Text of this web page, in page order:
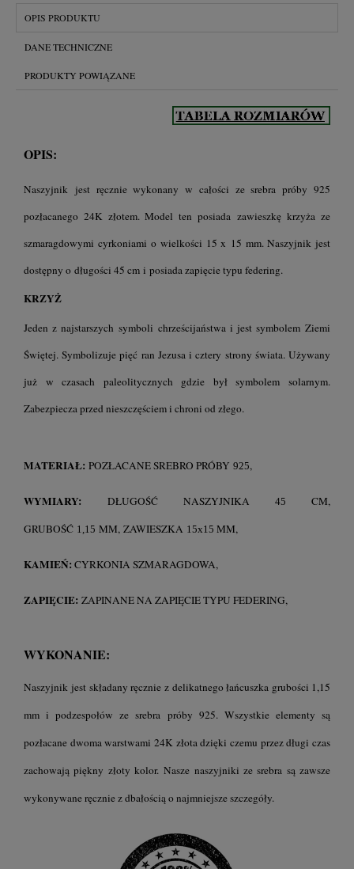
OPIS PRODUKTU
DANE TECHNICZNE
PRODUKTY POWIĄZANE
OPIS:
Naszyjnik jest ręcznie wykonany w całości ze srebra próby 925
pozłacanego 24K złotem. Model ten posiada zawieszkę krzyża ze
szmaragdowymi cyrkoniami o wielkości 15 x 15 mm. Naszyjnik jest
dostępny o długości 45 cm i posiada zapięcie typu federing.
KRZYŻ
Jeden z najstarszych symboli chrześcijaństwa i jest symbolem Ziemi
Świętej. Symbolizuje pięć ran Jezusa i cztery strony świata. Używany
już w czasach paleolitycznych gdzie był symbolem solarnym.
Zabezpiecza przed nieszczęściem i chroni od złego.
MATERIAŁ: POZŁACANE SREBRO PRÓBY 925,
WYMIARY: DŁUGOŚĆ NASZYJNIKA45 CM,
GRUBOŚĆ 1,15 MM, ZAWIESZKA 15x15 MM,
KAMIEŃ: CYRKONIA SZMARAGDOWA,
ZAPIĘCIE: ZAPINANE NA ZAPIĘCIE TYPU FEDERING,
WYKONANIE:
Naszyjnik jest składany ręcznie z delikatnego łańcuszka grubości 1,15
mm i podzespołów ze srebra próby 925. Wszystkie elementy są
pozłacane dwoma warstwami 24K złota dzięki czemu przez długi czas
zachowają piękny złoty kolor.Nasze naszyjniki ze srebra są zawsze
wykonywane ręcznie z dbałością o najmniejsze szczegóły.